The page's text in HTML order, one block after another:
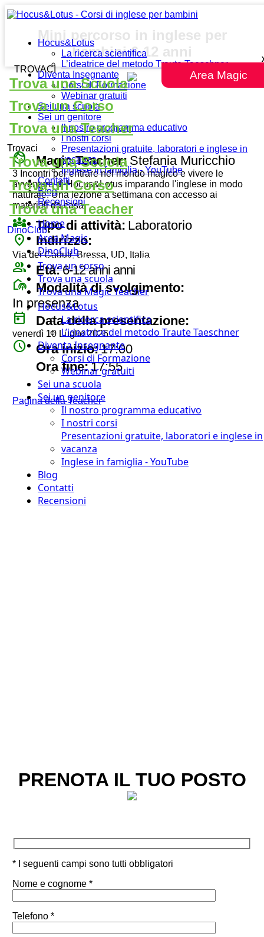
Hocus&Lotus
La ricerca scientifica
L’ideatrice del metodo Traute Taeschner
Diventa Insegnante
Corsi di Formazione
Webinar gratuiti
Sei una scuola
Sei un genitore
Il nostro programma educativo
I nostri corsi
Presentazioni gratuite, laboratori e inglese in
vacanza
Inglese in famiglia - YouTube
Contatti
Blog
Recensioni
Home
Area Magic
DinoClub
Trova un corso
Trova una scuola
Trova una Magic Teacher
Hocus&Lotus
La ricerca scientifica
L’ideatrice del metodo Traute Taeschner
Diventa Insegnante
Corsi di Formazione
Webinar gratuiti
Sei una scuola
Sei un genitore
Il nostro programma educativo
I nostri corsi
Presentazioni gratuite, laboratori e inglese in
vacanza
Inglese in famiglia - YouTube
Blog
Contatti
Recensioni
Area Magic
TROVACI
Trova una Scuola
Trova un Corso
Trova una Teacher
Trovaci
Trova una Scuola
Trova un Corso
Trova una Teacher
DinoClub
Mini percorso in inglese per
bambini 6-12 anni
face Magic Teacher: Stefania Muricchio
3 Incontri per entrare nel mondo magico e vivere le
avventure di Hocus&Lotus imparando l'inglese in modo
naturale. Una lezione a settimana con accesso ai
materiali da casa.
diversity_3 Tipo di attività: Laboratorio
place Indirizzo:
Via dei Caduti, Bressa, UD, Italia
group Età:6-12 anni anni
broadcast_on_personal
Modalità di svolgimento:
In presenza
today Data della presentazione:
venerdì 10 Luglio 2026
watch_later Ora inizio:17:00
Ora fine:17:55
Pagina della Teacher
PRENOTA IL TUO POSTO
* I seguenti campi sono tutti obbligatori
Nome e cognome *
Telefono *